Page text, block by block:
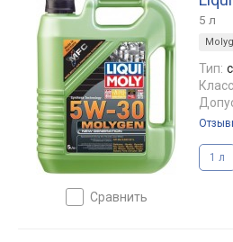
сравнить
5 л
Тип:
1 л